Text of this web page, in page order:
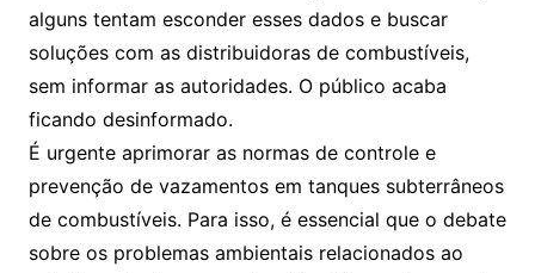
alguns tentam esconder esses dados e buscar
soluções com as distribuidoras de combustíveis,
sem informar as autoridades. O público acaba
ficando desinformado.
É urgente aprimorar as normas de controle e
prevenção de vazamentos em tanques subterrâneos
de combustíveis. Para isso, é essencial que o debate
sobre os problemas ambientais relacionados ao